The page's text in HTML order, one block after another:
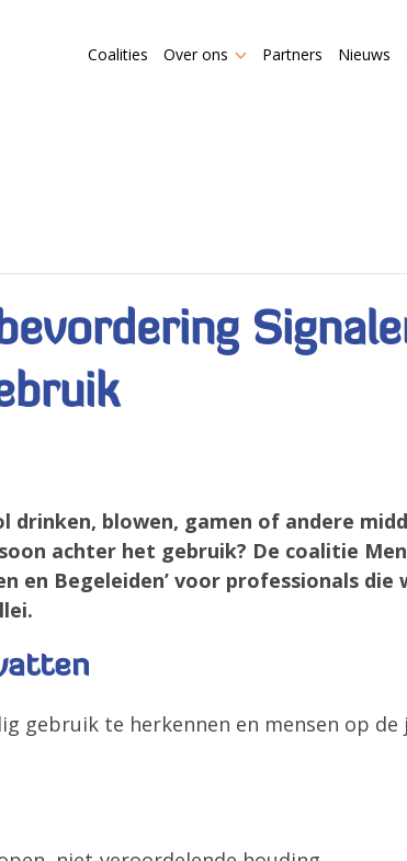
Coalities Over ons Partners Nieuws
blowen, gamen of andere
achter het gebruik? De coalitie
en Begeleiden’ voor professionals die
gebruik te herkennen en mensen op